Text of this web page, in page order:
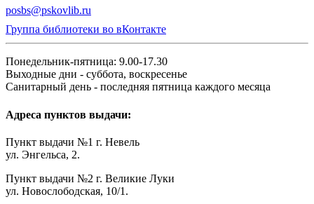
posbs@pskovlib.ru
Группа библиотеки во вКонтакте
Понедельник-пятница: 9.00-17.30
Выходные дни - суббота, воскресенье
Санитарный день - последняя пятница каждого месяца
Адреса пунктов выдачи:
Пункт выдачи №1 г. Невель
ул. Энгельса, 2.
Пункт выдачи №2 г. Великие Луки
ул. Новослободская, 10/1.